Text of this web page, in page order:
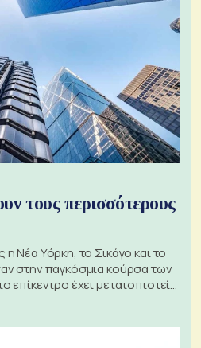
τους περισσότερους
Νέα Υόρκη, το Σικάγο και το
στην παγκόσμια κούρσα των
επίκεντρο έχει μετατοπιστεί